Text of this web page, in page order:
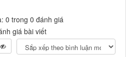
0 trong 0 đánh giá
giá bài viết